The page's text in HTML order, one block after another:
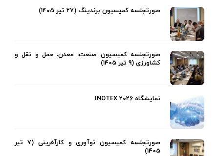
صورتجلسه کمیسیون برندینگ (27 تیر 1405)
صورتجلسه کمیسیون صنعت، معدن، حمل و نقل و
کشاورزی (9 تیر 1405)
نمایشگاه INOTEX 2026
صورتجلسه کمیسیون نوآوری و کارآفرینی (7 تیر
1405)